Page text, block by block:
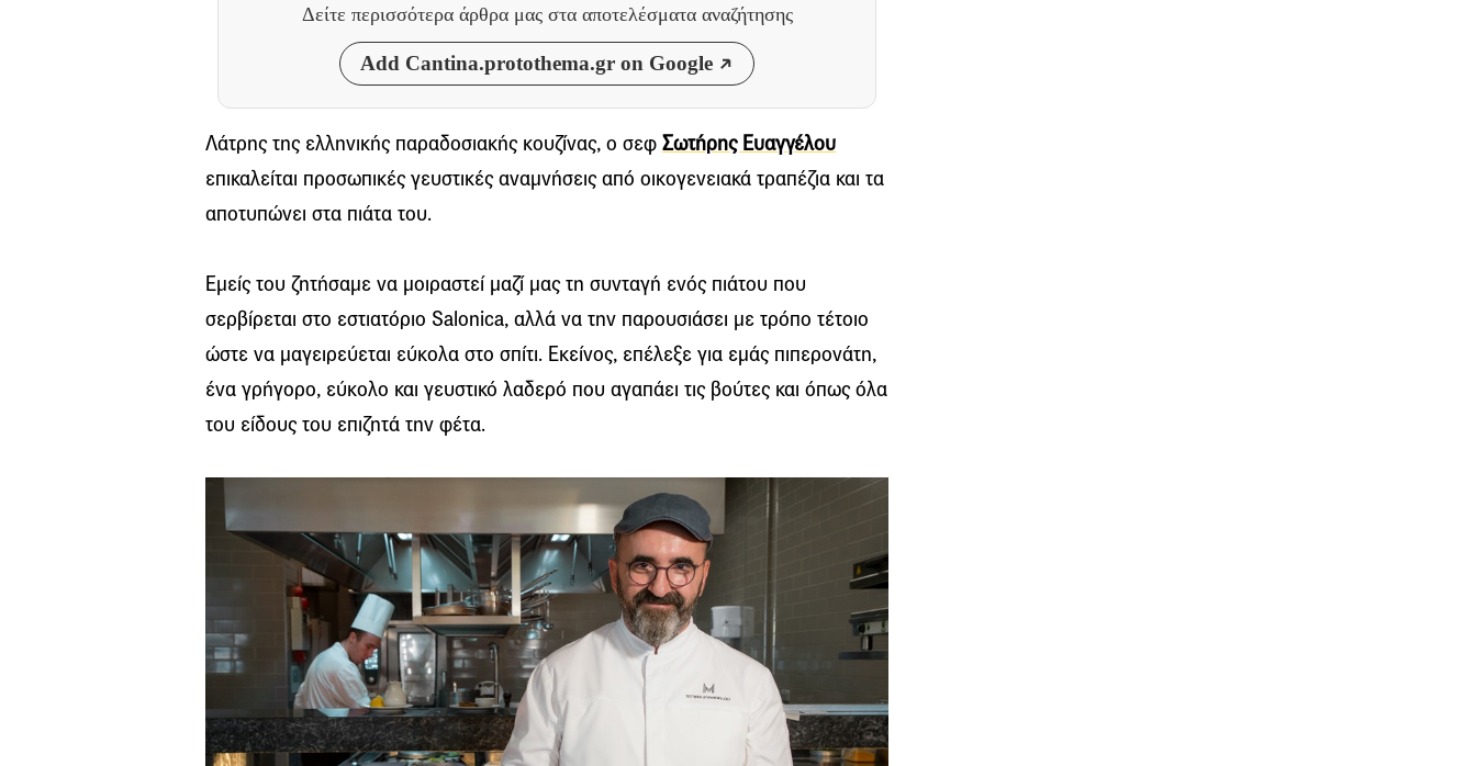
Δείτε περισσότερα άρθρα μας στα αποτελέσματα αναζήτησης
Add Cantina.protothema.gr on Google
Λάτρης της ελληνικής παραδοσιακής κουζίνας, ο σεφ Σωτήρης Ευαγγέλου
επικαλείται προσωπικές γευστικές αναμνήσεις από οικογενειακά τραπέζια και τα
αποτυπώνει στα πιάτα του.
Εμείς του ζητήσαμε να μοιραστεί μαζί μας τη συνταγή ενός πιάτου που
σερβίρεται στο εστιατόριο Salonica, αλλά να την παρουσιάσει με τρόπο τέτοιο
ώστε να μαγειρεύεται εύκολα στο σπίτι. Εκείνος, επέλεξε για εμάς πιπερονάτη,
ένα γρήγορο, εύκολο και γευστικό λαδερό που αγαπάει τις βούτες και όπως όλα
του είδους του επιζητά την φέτα.